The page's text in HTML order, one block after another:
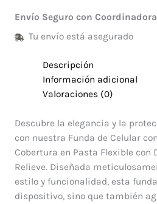
Envío Seguro con Coordinadora
Tu envío está asegurado
Descripción
Información adicional
Valoraciones (0)
Descubre la elegancia y la
con nuestra Funda de Celular
Cobertura en Pasta Flexible con
Relieve. Diseñada
estilo y funcionalidad, esta
dispositivo, sino que también